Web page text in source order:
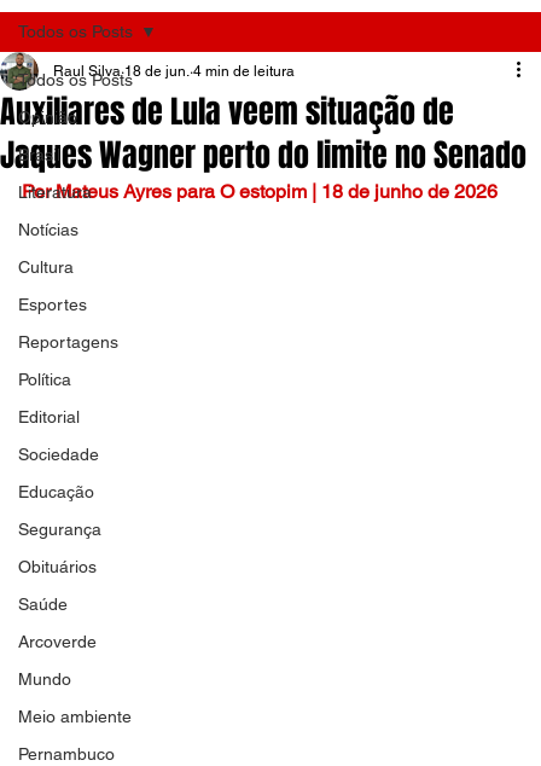
Todos os Posts
Opinião
Brasil
Literatura
Notícias
Cultura
Esportes
Reportagens
Política
Editorial
Sociedade
Educação
Segurança
Obituários
Saúde
Arcoverde
Mundo
Meio ambiente
Pernambuco
Todos os Posts
Auxiliares de Lula veem situação de
Jaques Wagner perto do limite no Senado
Raul Silva 18 de jun. 4 min de leitura
Por Mateus Ayres para O estopim | 18 de junho de 2026